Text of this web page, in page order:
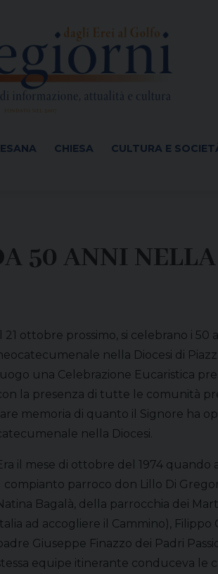
CHIESA CULTURA E
50 ANNI
Il 21 ottobre prossimo, si celebrano i
nella Diocesi di
luogo una Celebrazione Eucaristica
la presenza di tutte le comunità
memoria di quanto il Signore ha
nella Diocesi.
il mese di ottobre del 1974 quando
compianto parroco don Lillo Di
Bagalà, della parrocchia dei
Italia ad accogliere il Cammino),
Giuseppe Finazzo dei Padri
equipe itinerante conduceva le